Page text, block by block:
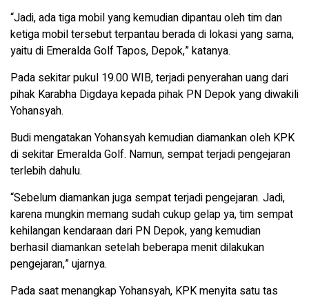
“Jadi, ada tiga mobil yang kemudian dipantau oleh tim dan
ketiga mobil tersebut terpantau berada di lokasi yang sama,
yaitu di Emeralda Golf Tapos, Depok,” katanya.
Pada sekitar pukul 19.00 WIB, terjadi penyerahan uang dari
pihak Karabha Digdaya kepada pihak PN Depok yang diwakili
Yohansyah.
Budi mengatakan Yohansyah kemudian diamankan oleh KPK
di sekitar Emeralda Golf. Namun, sempat terjadi pengejaran
terlebih dahulu.
“Sebelum diamankan juga sempat terjadi pengejaran. Jadi,
karena mungkin memang sudah cukup gelap ya, tim sempat
kehilangan kendaraan dari PN Depok, yang kemudian
berhasil diamankan setelah beberapa menit dilakukan
pengejaran,” ujarnya.
Pada saat menangkap Yohansyah, KPK menyita satu tas